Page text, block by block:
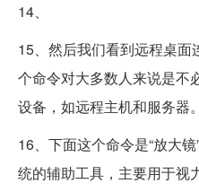
14、
15、然后我们看到远程桌面
个命令对大多数人来说是不
设备，如远程主机和服务器。
16、下面这个命令是“放大
统的辅助工具，主要用于视